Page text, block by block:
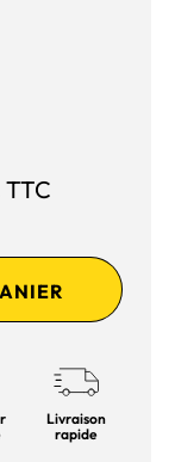
Livraison
rapide